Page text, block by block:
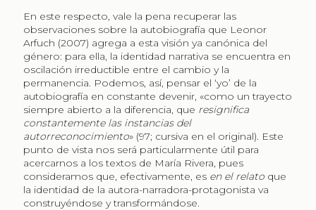
En este respecto, vale la pena recuperar las
observaciones sobre la autobiografía que Leonor
Arfuch (2007) agrega a esta visión ya canónica del
género: para ella, la identidad narrativa se encuentra en
oscilación irreductible entre el cambio y la
permanencia. Podemos, así, pensar el ‘yo’ de la
autobiografía en constante devenir, «como un trayecto
siempre abierto a la diferencia, que resignifica
constantemente las instancias del
autorreconocimiento» (97; cursiva en el original). Este
punto de vista nos será particularmente útil para
acercarnos a los textos de María Rivera, pues
consideramos que, efectivamente, es en el relatoque
la identidad de la autora-narradora-protagonista va
construyéndose y transformándose.